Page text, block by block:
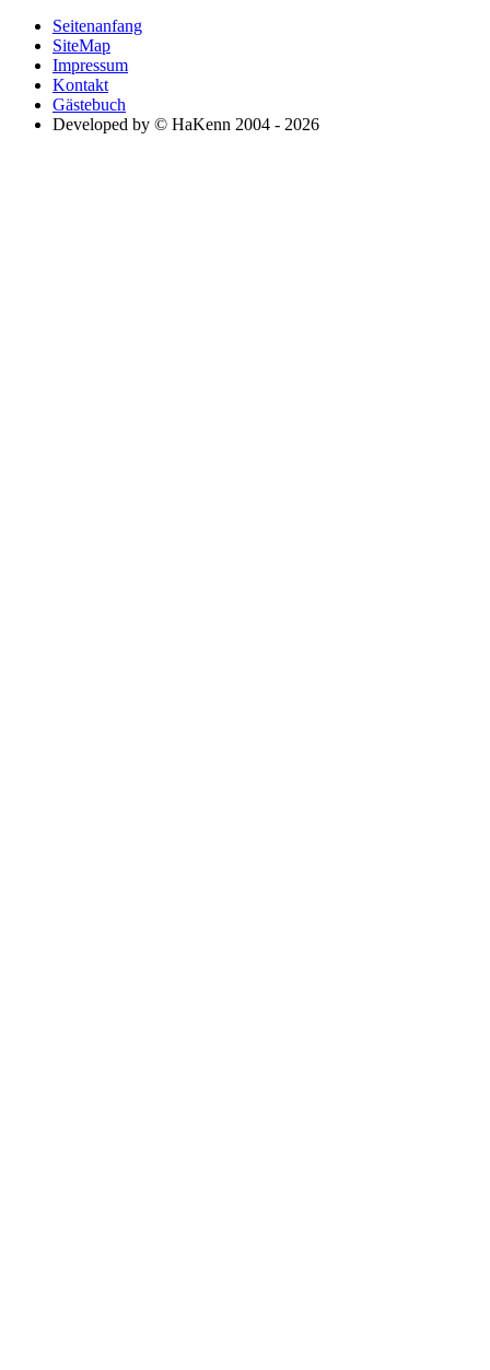
Seitenanfang
SiteMap
Impressum
Kontakt
Gästebuch
Developed by © HaKenn 2004 - 2026